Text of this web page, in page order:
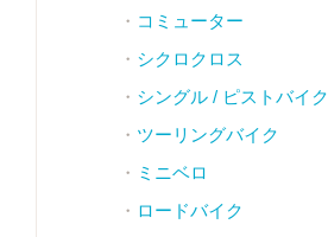
コミューター
シクロクロス
シングル / ピストバイク
ツーリングバイク
ミニベロ
ロードバイク